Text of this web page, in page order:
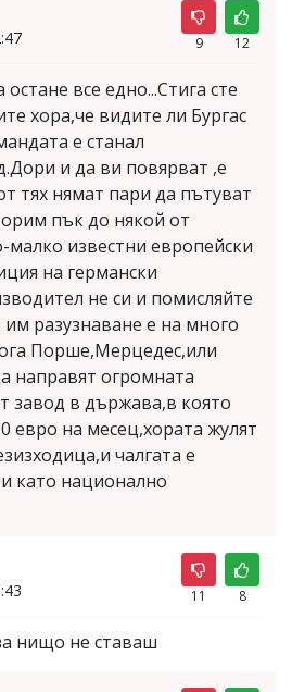
9 12
все едно...Стига сте
хора,че видите ли Бургас
е станал
и да ви повярват ,е
тях нямат пари да пътуват
пък до някой от
малко известни европейски
на германски
не си и помисляйте
разузнаване е на много
Порше,Мерцедес,или
направят огромната
завод в държава,в която
евро на месец,хората жулят
чалгата е
като национално
11 8
нищо не ставаш